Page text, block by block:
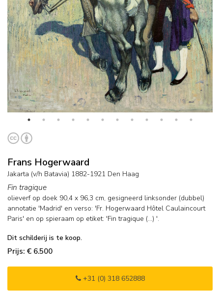
Frans Hogerwaard
Jakarta (v/h Batavia) 1882-1921 Den Haag
Fin tragique
olieverf op doek 90,4 x 96,3 cm, gesigneerd linksonder (dubbel)
annotatie 'Madrid' en verso: 'Fr. Hogerwaard Hôtel Caulaincourt
Paris' en op spieraam op etiket: 'Fin tragique (...) '.
Dit schilderij is te koop.
Prijs: € 6.500
+31 (0) 318 652888